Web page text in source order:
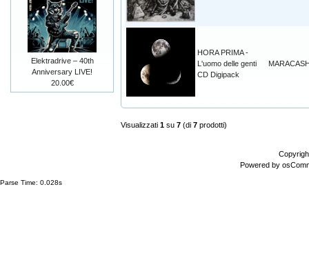
HORA PRIMA -
L'uomo delle genti
CD Digipack
Visualizzati 1 su 7 (di 7 prodotti)
Elektradrive – 40th
Anniversary LIVE!
20.00€
Powered by
Parse Time: 0.028s